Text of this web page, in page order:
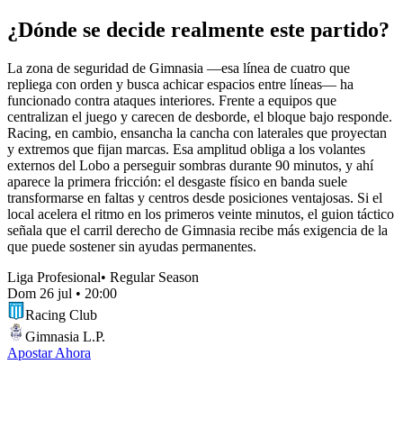
¿Dónde se decide realmente este partido?
La zona de seguridad de Gimnasia —esa línea de cuatro que
repliega con orden y busca achicar espacios entre líneas— ha
funcionado contra ataques interiores. Frente a equipos que
centralizan el juego y carecen de desborde, el bloque bajo responde.
Racing, en cambio, ensancha la cancha con laterales que proyectan
y extremos que fijan marcas. Esa amplitud obliga a los volantes
externos del Lobo a perseguir sombras durante 90 minutos, y ahí
aparece la primera fricción: el desgaste físico en banda suele
transformarse en faltas y centros desde posiciones ventajosas. Si el
local acelera el ritmo en los primeros veinte minutos, el guion táctico
señala que el carril derecho de Gimnasia recibe más exigencia de la
que puede sostener sin ayudas permanentes.
Liga Profesional• Regular Season
Dom 26 jul • 20:00
Racing Club
Gimnasia L.P.
Apostar Ahora